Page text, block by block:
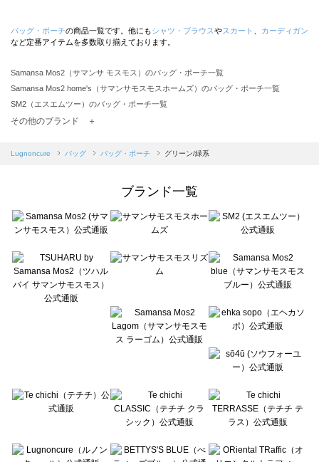
バッグ・ポーチの商品一覧です。他にもシャツ・ブラウスやスカート
カーディガン
など定番アイテムを多数取り揃えております。
Samansa Mos2（サマンサ モスモス）のバッグ・ポーチ一覧
Samansa Mos2 home's（サマンサモスモスホームズ）のバッグ・ポーチ一覧
SM2（エスエムツー）のバッグ・ポーチ一覧
Samansa Mos2 blue（サマンサモスモス ブルー）のバッグ・ポーチ一覧
sō4ū（ソウフォーユー）のバッグ・ポーチ一覧
Te chichi（テチチ）のバッグ・ポーチ一覧
Te chichi CLASSIC（テチチ クラシック）のバッグ・ポーチ一覧
Lugnoncure（ルノンキュール）のバッグ・ポーチ一覧
BETTY'S BLUE（べティーズブルー）のバッグ・ポーチ一覧
Wpc.（ワールドパーティー）のバッグ・ポーチ一覧
その他のブランド ＋
Lugnoncure バッグ バッグ・ポーチ グリーン/緑系
ブランド一覧